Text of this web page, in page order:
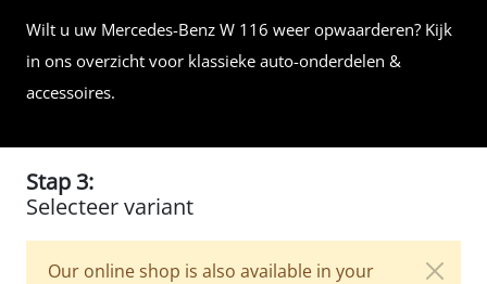
Wilt u uw Mercedes-Benz W 116 weer opwaarderen? Kijk
in ons overzicht voor klassieke auto-onderdelen &
accessoires.
Stap 3:
Selecteer variant
Our online shop is also available in your